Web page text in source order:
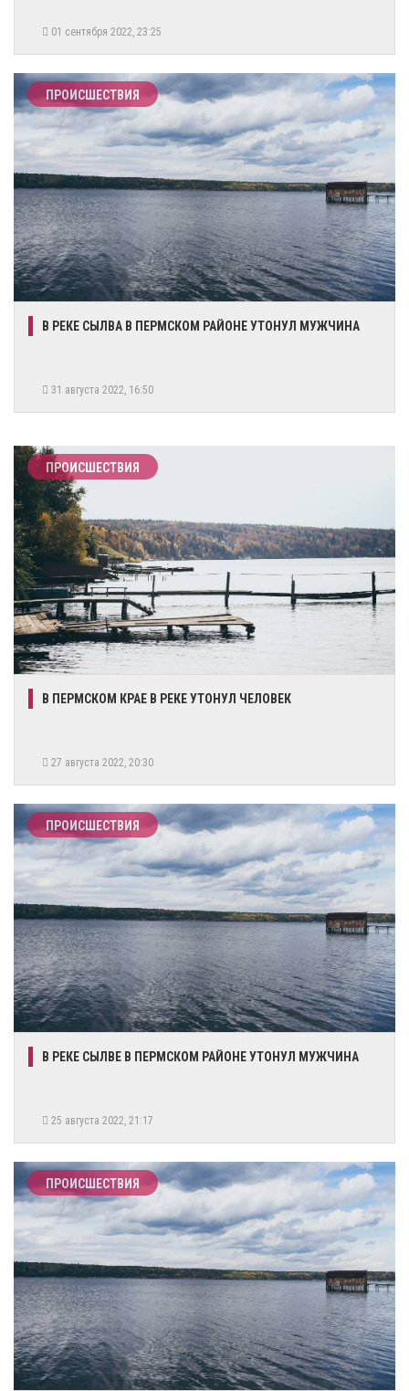
01 сентября 2022, 23:25
ПРОИСШЕСТВИЯ
В РЕКЕ СЫЛВА В ПЕРМСКОМ РАЙОНЕ УТОНУЛ МУЖЧИНА
31 августа 2022, 16:50
ПРОИСШЕСТВИЯ
​В ПЕРМСКОМ КРАЕ В РЕКЕ УТОНУЛ ЧЕЛОВЕК​​
27 августа 2022, 20:30
ПРОИСШЕСТВИЯ
В РЕКЕ СЫЛВЕ В ПЕРМСКОМ РАЙОНЕ УТОНУЛ МУЖЧИНА
25 августа 2022, 21:17
ПРОИСШЕСТВИЯ